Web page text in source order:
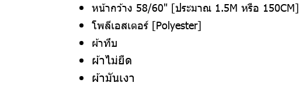
หน้ากว้าง 58/60" [ประมาณ 1.5M หรือ 150CM]
โพลีเอสเตอร์ [Polyester]
ผ้าทึบ
ผ้าไม่ยืด
ผ้ามันเงา